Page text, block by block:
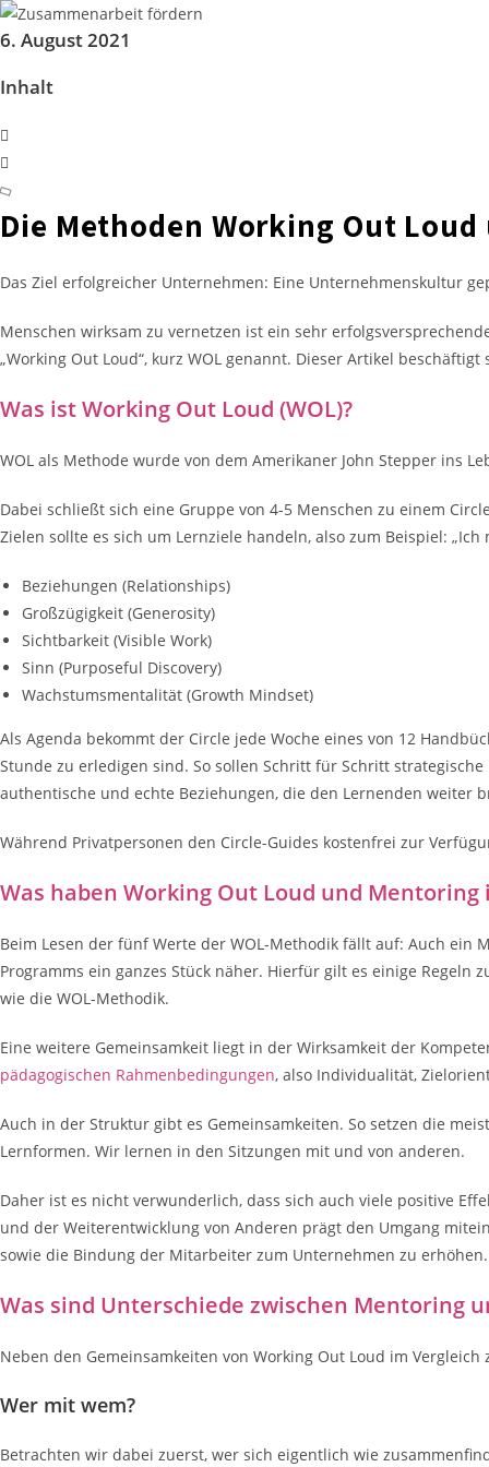
6. August 2021
Inhalt
Die Methoden Working Out
Das Ziel erfolgreicher Unternehmen: Eine Unternehmenskultur
Menschen wirksam zu vernetzen ist ein sehr
„Working Out Loud“, kurz WOL genannt. Dieser Artikel
Was ist Working Out Loud (WOL)?
WOL als Methode wurde von dem Amerikaner John Stepper ins
Dabei schließt sich eine Gruppe von 4-5 Menschen zu einem
Zielen sollte es sich um Lernziele handeln, also zum Beispiel:
Beziehungen (Relationships)
Großzügigkeit (Generosity)
Sichtbarkeit (Visible Work)
Sinn (Purposeful Discovery)
Wachstumsmentalität (Growth Mindset)
Als Agenda bekommt der Circle jede Woche eines von 12
Stunde zu erledigen sind. So sollen Schritt für Schritt
authentische und echte Beziehungen, die den Lernenden weiter
Während Privatpersonen den Circle-Guides kostenfrei zur
Was haben Working Out Loud und Mentoring
Beim Lesen der fünf Werte der WOL-Methodik fällt auf: Auch ein
Programms ein ganzes Stück näher. Hierfür gilt es einige
wie die WOL-Methodik.
Eine weitere Gemeinsamkeit liegt in der Wirksamkeit der
pädagogischen Rahmenbedingungen, also Individualität,
Auch in der Struktur gibt es Gemeinsamkeiten. So setzen die
Lernformen. Wir lernen in den Sitzungen mit und von anderen.
Daher ist es nicht verwunderlich, dass sich auch viele positive
und der Weiterentwicklung von Anderen prägt den Umgang
sowie die Bindung der Mitarbeiter zum Unternehmen zu erhöhen.
Was sind Unterschiede zwischen Mentoring
Neben den Gemeinsamkeiten von Working Out Loud im
Wer mit wem?
Betrachten wir dabei zuerst, wer sich eigentlich wie